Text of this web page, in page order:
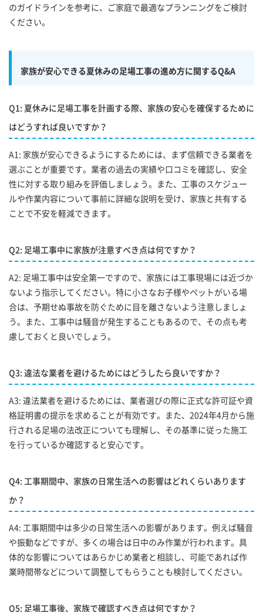
のガイドラインを参考に、ご家庭で最適なプランニングをご検討
ください。
家族が安心できる夏休みの足場工事の進め方に関するQ&A
Q1: 夏休みに足場工事を計画する際、家族の安心を確保するために
はどうすれば良いですか？
A1: 家族が安心できるようにするためには、まず信頼できる業者を
選ぶことが重要です。業者の過去の実績や口コミを確認し、安全
性に対する取り組みを評価しましょう。また、工事のスケジュー
ルや作業内容について事前に詳細な説明を受け、家族と共有する
ことで不安を軽減できます。
Q2: 足場工事中に家族が注意すべき点は何ですか？
A2: 足場工事中は安全第一ですので、家族には工事現場には近づか
ないよう指示してください。特に小さなお子様やペットがいる場
合は、予期せぬ事故を防ぐために目を離さないよう注意しましょ
う。また、工事中は騒音が発生することもあるので、その点も考
慮しておくと良いでしょう。
Q3: 違法な業者を避けるためにはどうしたら良いですか？
A3: 違法業者を避けるためには、業者選びの際に正式な許可証や資
格証明書の提示を求めることが有効です。また、2024年4月から施
行される足場の法改正についても理解し、その基準に従った施工
を行っているか確認すると安心です。
Q4: 工事期間中、家族の日常生活への影響はどれくらいあります
か？
A4: 工事期間中は多少の日常生活への影響があります。例えば騒音
や振動などですが、多くの場合は日中のみ作業が行われます。具
体的な影響についてはあらかじめ業者と相談し、可能であれば作
業時間帯などについて調整してもらうことも検討してください。
Q5: 足場工事後、家族で確認すべき点は何ですか？